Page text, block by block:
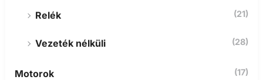
Relék (21)
Vezeték nélküli (28)
Motorok (17)